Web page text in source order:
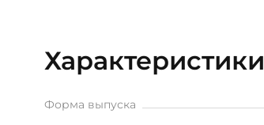
Характеристики
Форма выпуска